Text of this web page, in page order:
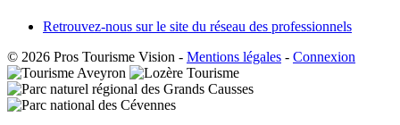
Retrouvez-nous sur le site du réseau des professionnels
© 2026 Pros Tourisme Vision - Mentions légales - Connexion